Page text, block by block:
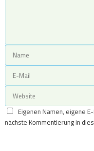
Eigenen Namen, eigene
nächste Kommentierung in